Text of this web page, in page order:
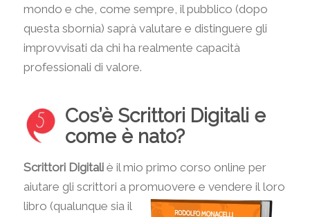
mondo e che, come sempre, il pubblico (dopo
questa sbornia) saprà valutare e distinguere gli
improvvisati da chi ha realmente capacità
professionali di valore.
Cos’è Scrittori Digitali e
come è nato?
Scrittori Digitaliè il mio primo corso online per
aiutare gli scrittori a promuovere e vendere il loro
libro (qualunque sia il